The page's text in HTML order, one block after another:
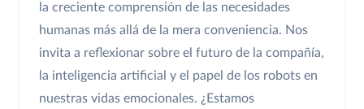
la creciente comprensión de las necesidades
humanas más allá de la mera conveniencia. Nos
invita a reflexionar sobre el futuro de la compañía,
la inteligencia artificial y el papel de los robots en
nuestras vidas emocionales. ¿Estamos